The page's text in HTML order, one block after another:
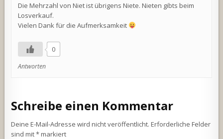
Die Mehrzahl von Niet ist übrigens Niete. Nieten gibts beim
Losverkauf.
Vielen Dank für die Aufmerksamkeit
0
Antworten
Schreibe einen Kommentar
Deine E-Mail-Adresse wird nicht veröffentlicht. Erforderliche Felder
sind mit*markiert